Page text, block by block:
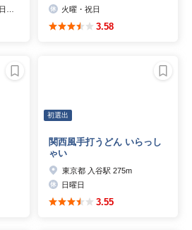
火曜・祝日
3.58
初選出
関西風手打うどん いらっし
ゃい
東京都 入谷駅 275m
日曜日
3.55